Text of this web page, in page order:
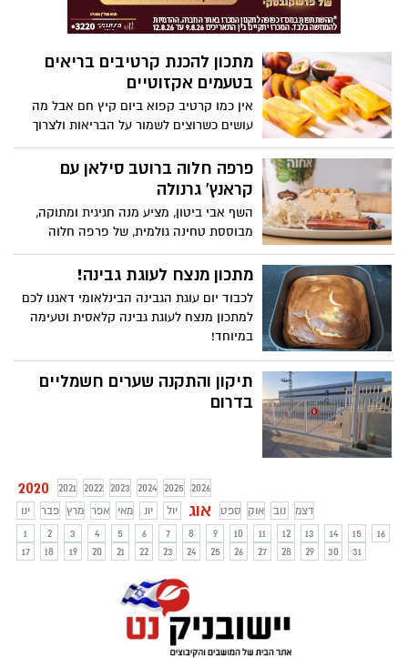
מתכון להכנת קרטיבים בריאים
בטעמים אקזוטיים
אין כמו קרטיב קפוא ביום קיץ חם אבל מה
עושים כשרוצים לשמור על הבריאות ולצרוך
פחות סוכר, קפאין וחומרי צבע ? מכינים את
הקרטיב בבית! מותג התה והחליטות
הבינלאומי פומפדור מבית
להכנת קרטיבים בריאים וטעימים, לרגל
השקת סדרת החליטות הקרות COOL
SANSATION היחידה בישראל המיועדת
להכנת תה קר ( בטעמים: תות שדה-תפוז,
מוחיטו-פירות יער ואפרסק-פסיפלורה).
יתרונות בריאותיים: ללא קפאין, ללא קלוריות
וללא סוכר.
פרפה חלוה ברוטב סילאן עם
קראנץ' גרנולה
השף אבי ביטון, מציע מנה חגיגית ומתוקה,
מבוססת טחינה גולמית, של פרפה חלוה
ברוטב סילאן עם קראנץ' גרנולה ושערות
חלוה. מנה נפלאה, מפנקת וטעימה,
כקינוח באירוח חגיגי.
מתכון מנצח לעוגת גבינה!
לכבוד יום עוגת הגבינה הבינלאומי דאגנו לכם
למתכון מנצח לעוגת גבינה קלאסית וטעימה
במיוחד!
תיקון והתקנה שערים חשמליים
בדרום
2020 2021 2022 2023 2024 2025
2026
ינו
פבר מרץ אפר מאי יונ יול אוג ספט אוק נוב
דצמ
1
2 3 4 5 6 7 8 9 10 11 12 13 14 15
16
17
18 19 20 21 22 23 24 25 26 27 28 29 30 31